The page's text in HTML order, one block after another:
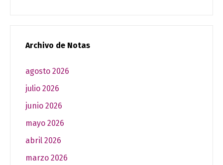
Archivo de Notas
agosto 2026
julio 2026
junio 2026
mayo 2026
abril 2026
marzo 2026